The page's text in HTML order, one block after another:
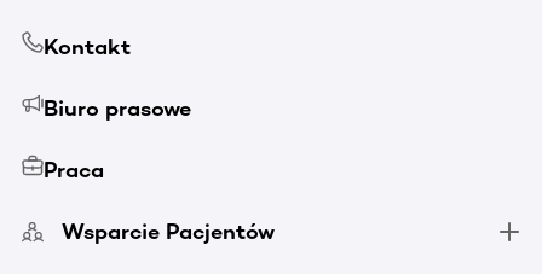
Kontakt
Biuro prasowe
Praca
Wsparcie Pacjentów